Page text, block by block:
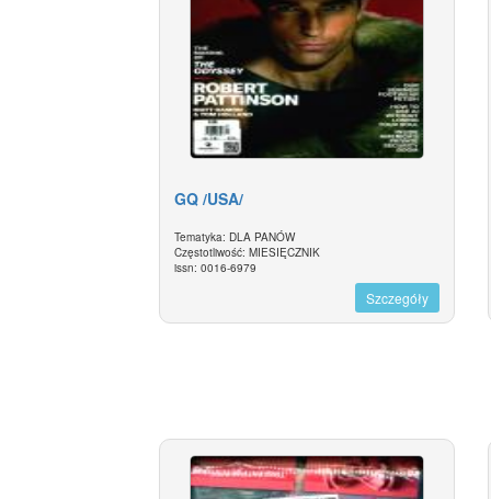
GQ /USA/
Tematyka: DLA PANÓW
Częstotliwość: MIESIĘCZNIK
issn: 0016-6979
Szczegóły